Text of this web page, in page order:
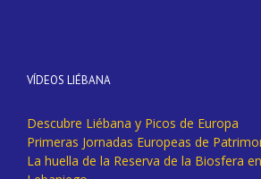
VÍDEOS LIÉBANA
Descubre Liébana y Picos de Europa
Primeras Jornadas Europeas de
La huella de la Reserva de la Biosfera